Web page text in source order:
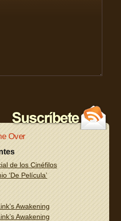
Over
de los Cinéfilos
‘De Película’
Awakening
Awakening